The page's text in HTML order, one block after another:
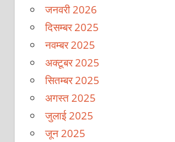
जनवरी 2026
दिसम्बर 2025
नवम्बर 2025
अक्टूबर 2025
सितम्बर 2025
अगस्त 2025
जुलाई 2025
जून 2025